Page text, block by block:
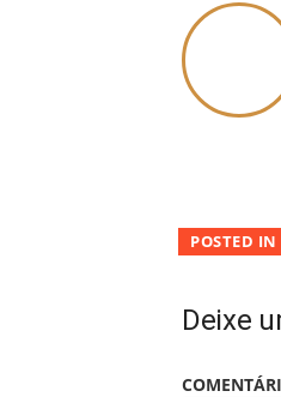
POSTED IN
Deixe